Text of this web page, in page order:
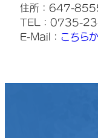
住所：647-8555
TEL：0735-
E-Mail： こちら